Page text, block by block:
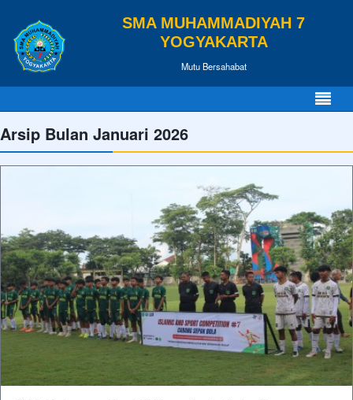
SMA MUHAMMADIYAH 7
YOGYAKARTA
Mutu Bersahabat
Arsip Bulan Januari 2026